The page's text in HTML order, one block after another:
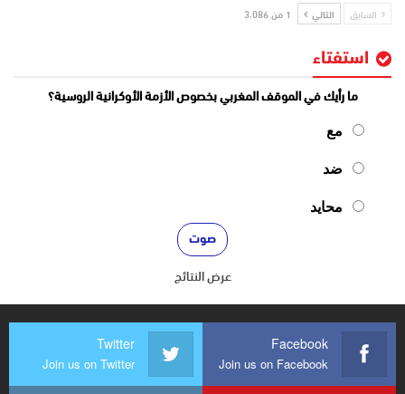
السابق التالي 1 من 3٬086
استفتاء
ما رأيك في الموقف المغربي بخصوص الأزمة الأوكرانية الروسية؟
مع
ضد
محايد
عرض النتائج
Facebook
Join us on Facebook
Twitter
Join us on Twitter